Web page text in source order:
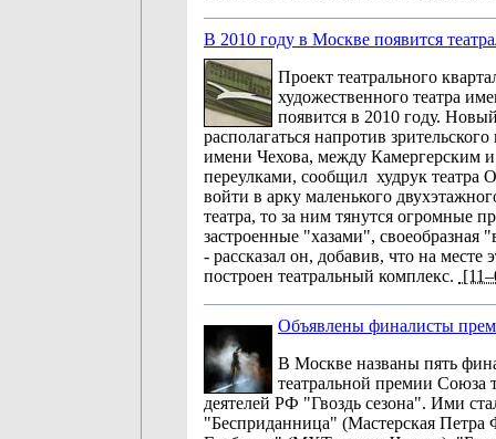
В 2010 году в Москве появится
Проект театрального
художественного театра
появится в 2010 году.
располагаться напротив
имени Чехова, между Камергерским
переулками, сообщил худрук театра
войти в арку маленького
театра, то за ним тянутся огромные
застроенные "хазами", своеобразная
- рассказал он, добавив, что на месте
построен театральный комплекс.
Объявлены финалисты
В Москве названы пять
театральной премии Союза
деятелей РФ "Гвоздь сезона". Ими
"Бесприданница" (Мастерская